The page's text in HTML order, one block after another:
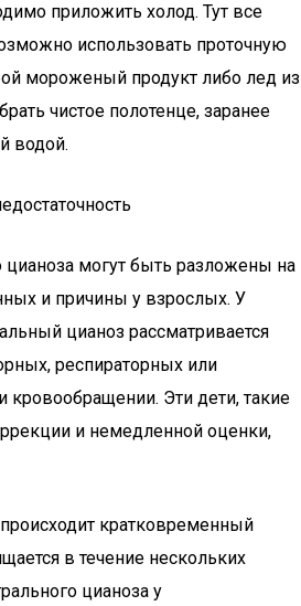
приложить холод. Тут все
использовать проточную
мороженый продукт либо лед из
чистое полотенце, заранее
водой.
могут быть разложены на
и причины у взрослых. У
цианоз рассматривается
респираторных или
кровообращении. Эти дети, такие
и немедленной оценки,
кратковременный
в течение нескольких
цианоза у